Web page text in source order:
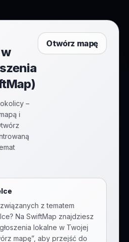
–
i
Otwórz mapę
z tematem
? Na SwiftMap znajdziesz
lokalne w Twojej
mapę”, aby przejść do